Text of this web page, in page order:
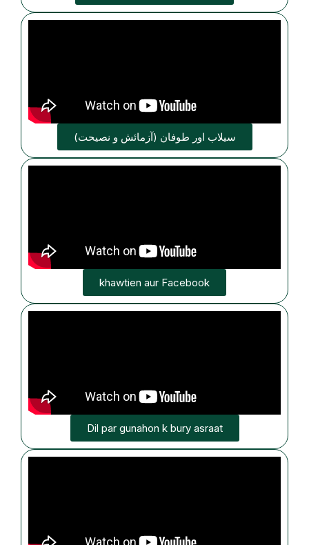
سیلاب اور طوفان (آزمائش و نصیحت)
khawtien aur Facebook
Dil par gunahon k bury asraat